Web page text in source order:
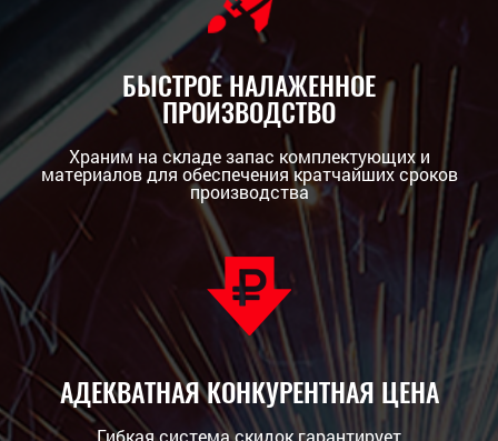
БЫСТРОЕ НАЛАЖЕННОЕ
ПРОИЗВОДСТВО
Храним на складе запас комплектующих и
материалов для обеспечения кратчайших сроков
производства
АДЕКВАТНАЯ КОНКУРЕНТНАЯ ЦЕНА
Гибкая система скидок гарантирует